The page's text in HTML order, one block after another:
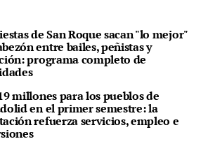
de San Roque sacan "lo mejor"
entre bailes, peñistas y
programa completo de
millones para los pueblos de
en el primer semestre: la
refuerza servicios, empleo e